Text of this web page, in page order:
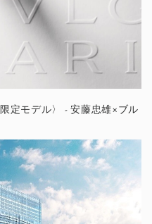
定モデル〉 - 安藤忠雄×ブル